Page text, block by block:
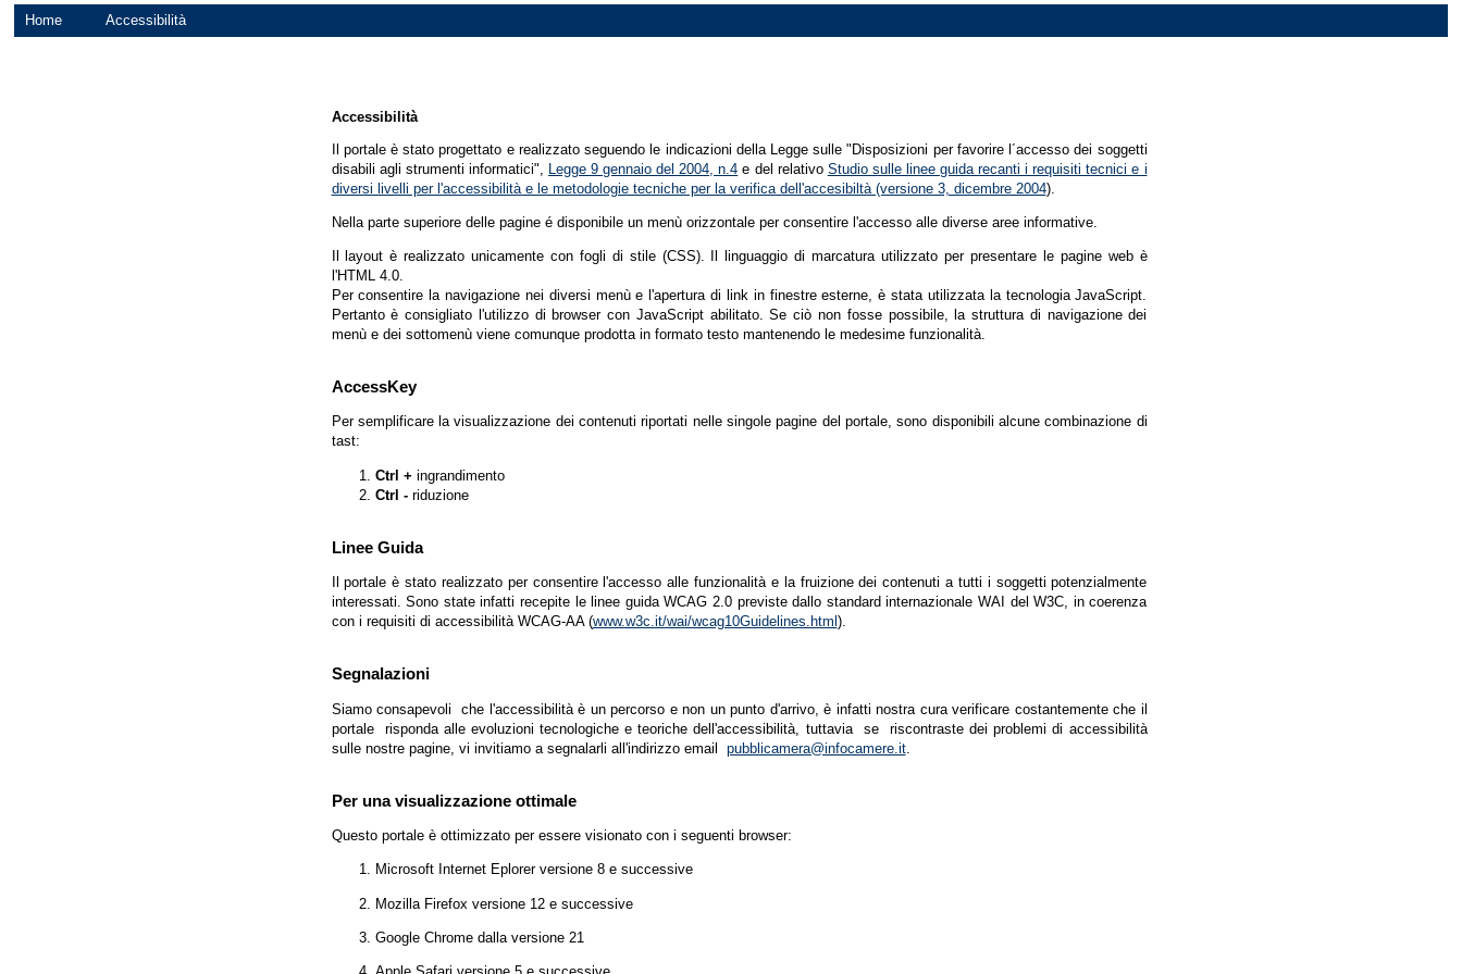
Home Accessibilità
Accessibilità
Il portale è stato progettato e realizzato seguendo le indicazioni della Legge sulle "Disposizioni per favorire l´accesso dei soggetti
disabili agli strumenti informatici", Legge 9 gennaio del 2004, n.4 e del relativo Studio sulle linee guida recanti i requisiti tecnici e i
diversi livelli per l'accessibilità e le metodologie tecniche per la verifica dell'accesibiltà (versione 3, dicembre 2004).
Nella parte superiore delle pagine é disponibile un menù orizzontale per consentire l'accesso alle diverse aree informative.
Il layout è realizzato unicamente con fogli di stile (CSS). Il linguaggio di marcatura utilizzato per presentare le pagine web è
l'HTML 4.0.
Per consentire la navigazione nei diversi menù e l'apertura di link in finestre esterne, è stata utilizzata la tecnologia JavaScript.
Pertanto è consigliato l'utilizzo di browser con JavaScript abilitato. Se ciò non fosse possibile, la struttura di navigazione dei
menù e dei sottomenù viene comunque prodotta in formato testo mantenendo le medesime funzionalità.
AccessKey
Per semplificare la visualizzazione dei contenuti riportati nelle singole pagine del portale, sono disponibili alcune combinazione di
tast:
Ctrl + ingrandimento
Ctrl -riduzione
Linee Guida
Il portale è stato realizzato per consentire l'accesso alle funzionalità e la fruizione dei contenuti a tutti i soggetti potenzialmente
interessati. Sono state infatti recepite le linee guida WCAG 2.0 previste dallo standard internazionale WAI del W3C, in coerenza
con i requisiti di accessibilità WCAG-AA (www.w3c.it/wai/wcag10Guidelines.html ).
Segnalazioni
Siamo consapevoli che l'accessibilità è un percorso e non un punto d'arrivo, è infatti nostra cura verificare costantemente che il
portale risponda alle evoluzioni tecnologiche e teoriche dell'accessibilità, tuttavia se riscontraste dei problemi di accessibilità
sulle nostre pagine, vi invitiamo a segnalarli all'indirizzo email pubblicamera@infocamere.it.
Per una visualizzazione ottimale
Questo portale è ottimizzato per essere visionato con i seguenti browser:
Microsoft Internet Eplorer versione 8 e successive
Mozilla Firefox versione 12 e successive
Google Chrome dalla versione 21